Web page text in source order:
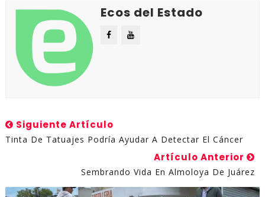
Ecos del Estado
Siguiente Artículo
Tinta De Tatuajes Podría Ayudar A Detectar El Cáncer
Artículo Anterior
Sembrando Vida En Almoloya De Juárez